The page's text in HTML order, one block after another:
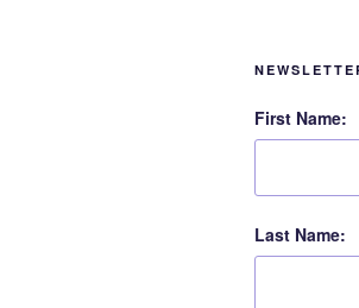
First Name:
Last Name: